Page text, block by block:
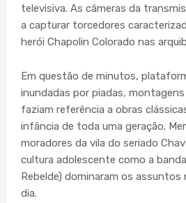
televisiva. As câmeras da
a capturar torcedores
herói Chapolin Colorado nas
Em questão de minutos,
inundadas por piadas,
faziam referência a obras
infância de toda uma geração.
moradores da vila do seriado
cultura adolescente como a
Rebelde) dominaram os
dia.